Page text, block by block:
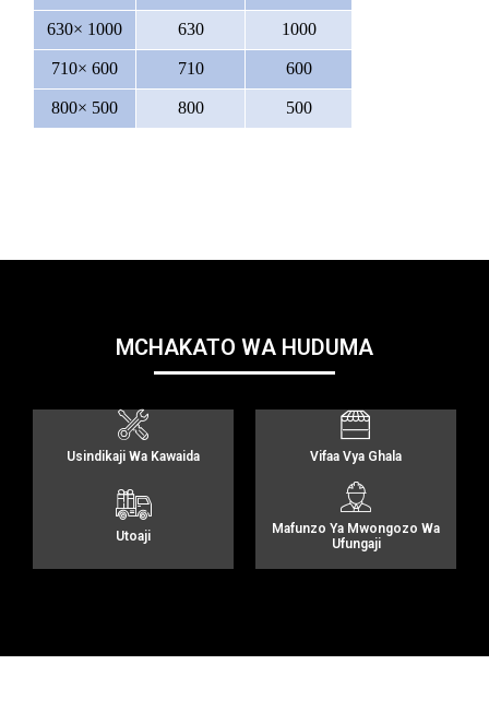
630× 1000 630 1000
710× 600 710 600
800× 500 800 500
MCHAKATO WA HUDUMA
Usindikaji Wa Kawaida Vifaa Vya Ghala
Utoaji
Mafunzo Ya Mwongozo Wa
Ufungaji